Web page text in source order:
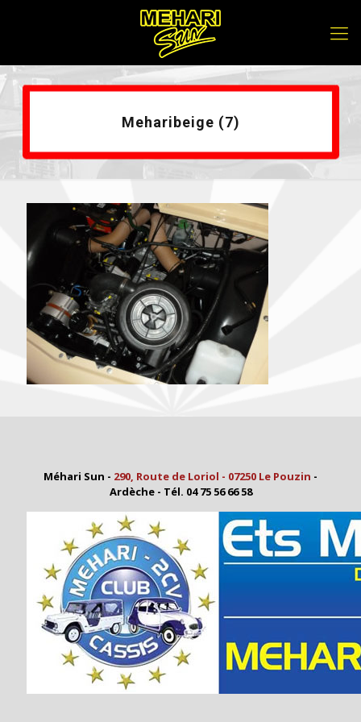
Meharibeige (7)
Méhari Sun - 290, Route de Loriol - 07250 Le Pouzin -
Ardèche - Tél. 04 75 56 66 58